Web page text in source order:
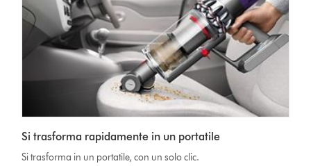
Si trasforma rapidamente in un portatile
Si trasforma in un portatile, con un solo clic.